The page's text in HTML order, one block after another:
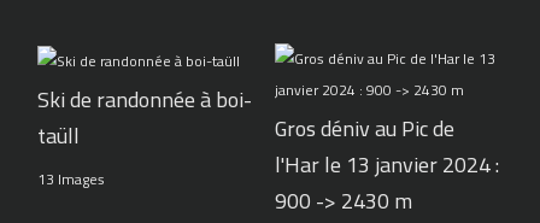
Ski de randonnée à boi-
taüll
13 Images
Gros déniv au Pic de
l'Har le 13 janvier 2024 :
900 -> 2430 m